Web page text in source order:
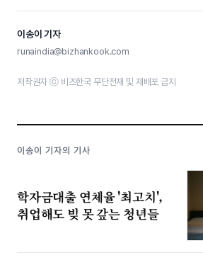
이송이 기자
runaindia@bizhankook.com
저작권자 ⓒ 비즈한국 무단전재 및 재배포 금지
이송이 기자의 기사
학자금대출 연체율 '최고치',
취업해도 빚 못 갚는 청년들